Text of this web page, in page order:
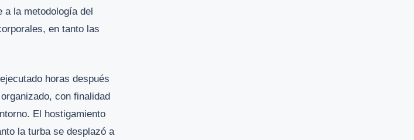
a la metodología del
en tanto las
horas después
con finalidad
El hostigamiento
la turba se desplazó a